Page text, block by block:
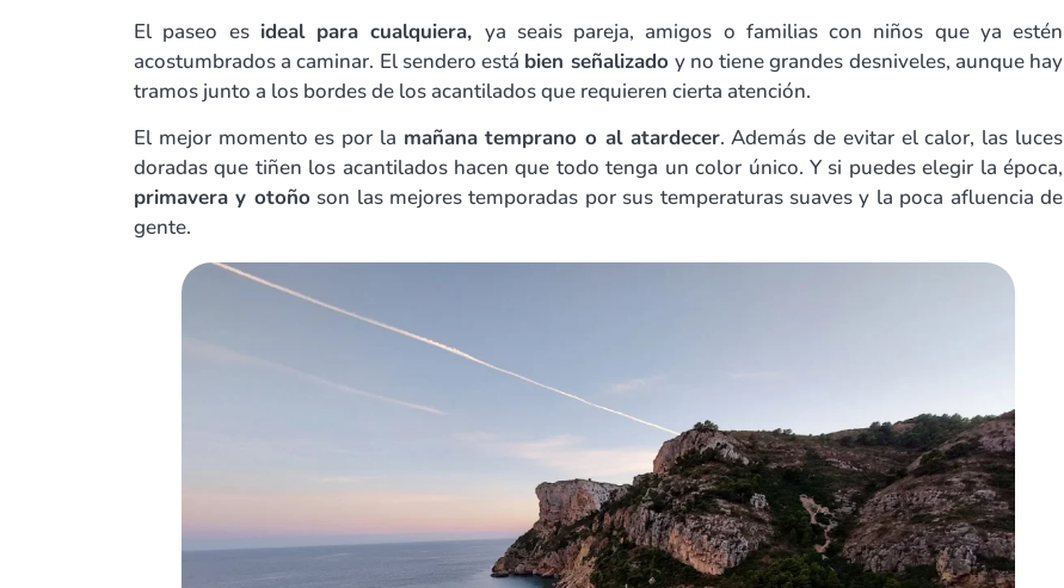
El paseo es ideal para cualquiera, ya seais pareja, amigos o familias con niños que ya estén
acostumbrados a caminar. El sendero está bien señalizado y no tiene grandes desniveles, aunque hay
tramos junto a los bordes de los acantilados que requieren cierta atención.
El mejor momento es por la mañana temprano o al atardecer. Además de evitar el calor, las luces
doradas que tiñen los acantilados hacen que todo tenga un color único. Y si puedes elegir la época,
primavera y otoño son las mejores temporadas por sus temperaturas suaves y la poca afluencia de
gente.